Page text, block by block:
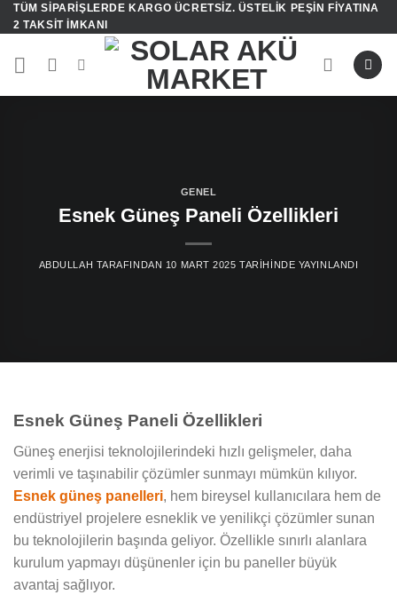
İçeriğe
atla
TÜM SIPARIŞLERDE KARGO ÜCRETSIZ. ÜSTELIK PEŞIN FIYATINA
2 TAKSIT IMKANI
GENEL
Esnek Güneş Paneli Özellikleri
ABDULLAH TARAFINDAN 10 MART 2025 TARIHINDE YAYINLANDI
Esnek Güneş Paneli Özellikleri
Güneş enerjisi teknolojilerindeki hızlı gelişmeler, daha
verimli ve taşınabilir çözümler sunmayı mümkün kılıyor.
Esnek güneş panelleri, hem bireysel kullanıcılara hem de
endüstriyel projelere esneklik ve yenilikçi çözümler sunan
bu teknolojilerin başında geliyor. Özellikle sınırlı alanlara
kurulum yapmayı düşünenler için bu paneller büyük
avantaj sağlıyor.